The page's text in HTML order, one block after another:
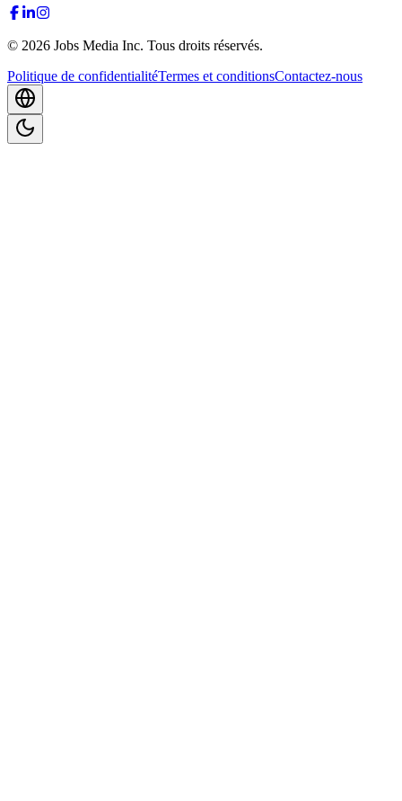
© 2026 Jobs Media Inc. Tous droits réservés.
Politique de confidentialitéTermes et conditionsContactez-nous